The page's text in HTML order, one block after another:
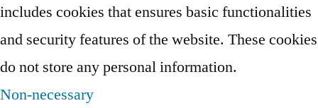
includes cookies that ensures basic functionalities
and security features of the website. These cookies
do not store any personal information.
Non-necessary